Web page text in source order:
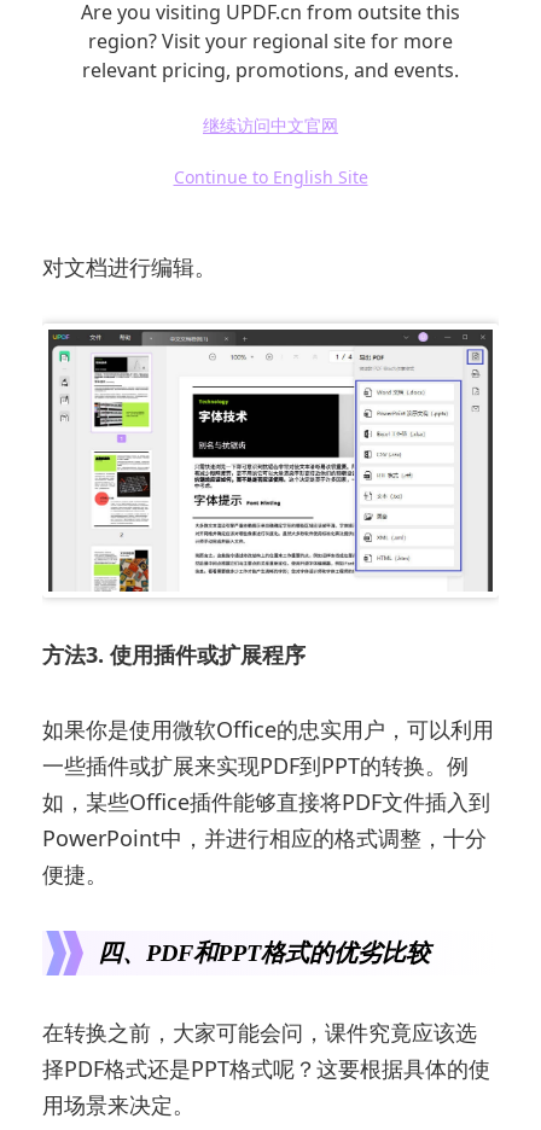
Are you visiting UPDF.cn from outsite this
region? Visit your regional site for more
relevant pricing, promotions, and events.
继续访问中文官网
Continue to English Site
– Adobe Acrobat Pro: 作为业界标准，Adobe
的这款软件支持很多高级功能，包括批量转换
PDF文档为PPT。其操作界面友好，使得转化过
– UPDF: 这款软件界面简洁，功能强大，不仅能
对文档进行编辑。
方法3. 使用插件或扩展程序
如果你是使用微软Office的忠实用户，可以利用
一些插件或扩展来实现PDF到PPT的转换。例
如，某些Office插件能够直接将PDF文件插入到
PowerPoint中，并进行相应的格式调整，十分
便捷。
四、PDF和PPT格式的优劣比较
在转换之前，大家可能会问，课件究竟应该选
择PDF格式还是PPT格式呢？这要根据具体的使
用场景来决定。